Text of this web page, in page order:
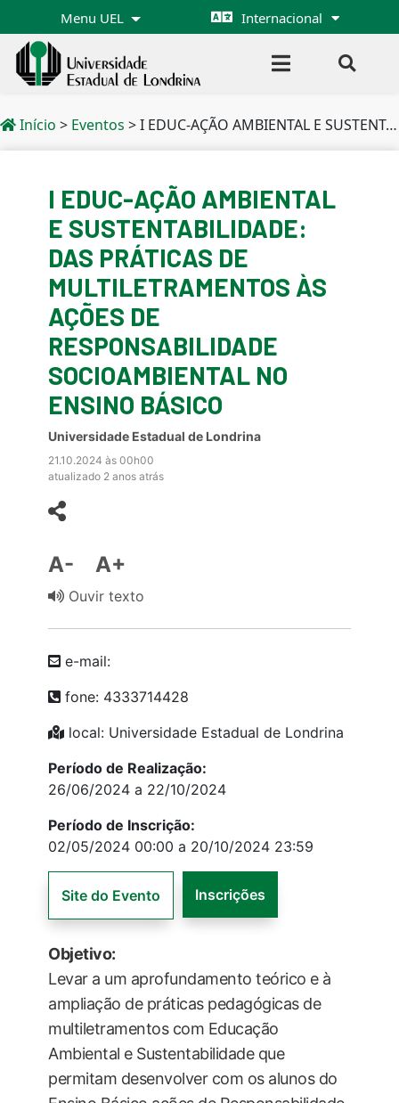
Menu UEL Internacional
Início > Eventos >I EDUC-AÇÃO AMBIENTAL E SUSTENTABILIDADE: DAS PRÁTICAS DE MULTILETRAMENTOS ÀS AÇÕES DE RESPONSABILIDADE SOCIOAMBIENTAL NO ENSINO BÁSICO
I EDUC-AÇÃO AMBIENTAL
E SUSTENTABILIDADE:
DAS PRÁTICAS DE
MULTILETRAMENTOS ÀS
AÇÕES DE
RESPONSABILIDADE
SOCIOAMBIENTAL NO
ENSINO BÁSICO
Universidade Estadual de Londrina
21.10.2024 às 00h00
atualizado 2 anos atrás
A- A+
Ouvir texto
e-mail:
fone: 4333714428
local: Universidade Estadual de Londrina
Período de Realização:
26/06/2024 a 22/10/2024
Período de Inscrição:
02/05/2024 00:00 a 20/10/2024 23:59
Site do Evento Inscrições
Objetivo:
Levar a um aprofundamento teórico e à
ampliação de práticas pedagógicas de
multiletramentos com Educação
Ambiental e Sustentabilidade que
permitam desenvolver com os alunos do